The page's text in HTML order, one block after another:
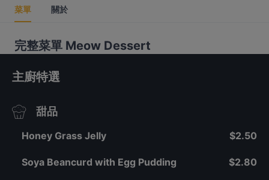
菜單 關於
完整菜單 Meow Dessert
主廚特選
甜品
Honey Grass Jelly $2.50
Soya Beancurd with Egg Pudding $2.80